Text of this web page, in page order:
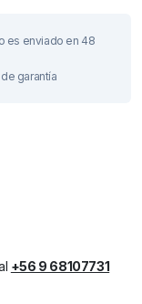
es enviado en 48
garantía
+56 9 68107731